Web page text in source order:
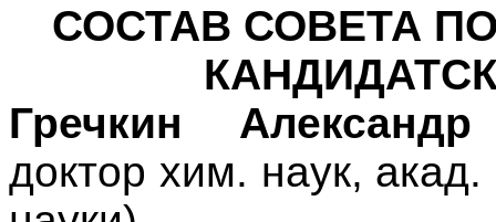
СОСТАВ СОВЕТА
Гречкин Александр
доктор хим. наук,